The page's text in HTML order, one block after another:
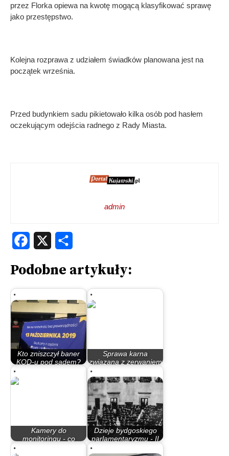
przez Florka opiewa na kwotę mogącą klasyfikować sprawę
jako przestępstwo.
Kolejna rozprawa z udziałem świadków planowana jest na
początek września.
Przed budynkiem sadu pikietowało kilka osób pod hasłem
oczekującym odejścia radnego z Rady Miasta.
admin
Facebook
Podobne artykuły:
Kto zniszczył baner
KOD-u pod sądem?
Sprawa karna
związana z zerwaniem
przez radnego PiS…
Kamery do
monitoringu - co
Dzieje bydgoskiego
parlamentaryzmu - II